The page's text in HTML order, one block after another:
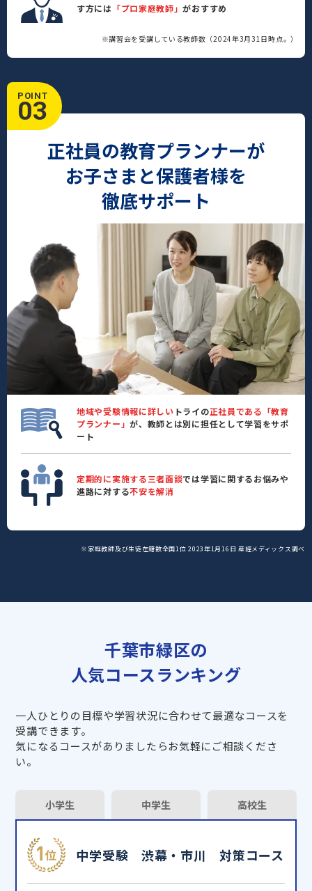
す方には 「プロ家庭教師」がおすすめ
※講習会を受講している教師数（2024年3月31日時点。）
POINT
03
正社員の教育プランナーが
お子さまと保護者様を
徹底サポート
地域や受験情報に詳しい トライの正社員である「教育
プランナー」が、教師とは別に担任として学習をサポ
ート
定期的に実施する三者面談では学習に関するお悩みや
進路に対する不安を解消
※家庭教師及び生徒在籍数全国1位 2023年1月16日 産經メディックス調べ
千葉市緑区の
人気コースランキング
一人ひとりの目標や学習状況に合わせて最適なコースを
受講できます。
気になるコースがありましたらお気軽にご相談くださ
い。
小学生 中学生 高校生
中学受験 渋幕・市川 対策コース